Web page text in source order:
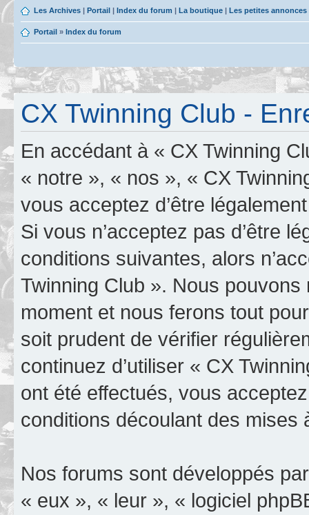
Les Archives | Portail | Index du forum | La boutique | Les petites
Portail » Index du forum
CX Twinning Club -
En accédant à « CX Twinning
« notre », « nos », « CX
vous acceptez d’être
Si vous n’acceptez pas d’être
conditions suivantes, alors
Twinning Club ». Nous pouvons
moment et nous ferons tout
soit prudent de vérifier
continuez d’utiliser « CX
ont été effectués, vous
conditions découlant des mises
Nos forums sont développés
« eux », « leur », « logiciel